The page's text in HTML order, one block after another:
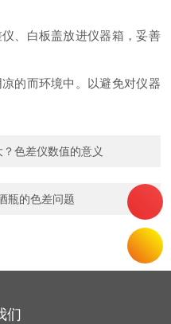
、白板盖放进仪器箱，妥善
的而环境中。以避免对仪器
色差仪数值的意义
瓶的色差问题
们